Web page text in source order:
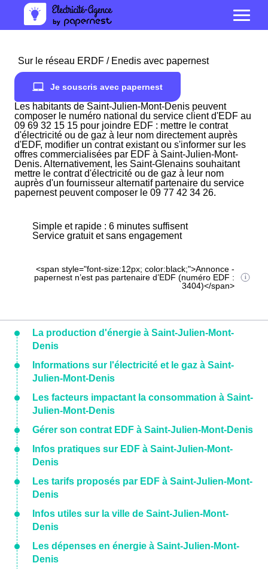
Sur le réseau ERDF / Enedis avec papernest
Je souscris avec papernest
Les habitants de Saint-Julien-Mont-Denis peuvent
composer le numéro national du service client d'EDF au
09 69 32 15 15 pour joindre EDF : mettre le contrat
d'électricité ou de gaz à leur nom directement auprès
d'EDF, modifier un contrat existant ou s'informer sur les
offres commercialisées par EDF à Saint-Julien-Mont-
Denis. Alternativement, les Saint-Glenains souhaitant
mettre le contrat d'électricité ou de gaz à leur nom
auprès d'un fournisseur alternatif partenaire du service
papernest peuvent composer le 09 77 42 34 26.
Simple et rapide : 6 minutes suffisent
Service gratuit et sans engagement
<span style="font-size:12px; color:black;">Annonce -
papernest n’est pas partenaire d’EDF (numéro EDF :
3404)</span>
La production d'énergie à Saint-Julien-Mont-
Denis
Informations sur l'électricité et le gaz à Saint-
Julien-Mont-Denis
Les facteurs impactant la consommation à Saint-
Julien-Mont-Denis
Gérer son contrat EDF à Saint-Julien-Mont-Denis
Infos pratiques sur EDF à Saint-Julien-Mont-
Denis
Les tarifs proposés par EDF à Saint-Julien-Mont-
Denis
Infos utiles sur la ville de Saint-Julien-Mont-
Denis
Les dépenses en énergie à Saint-Julien-Mont-
Denis